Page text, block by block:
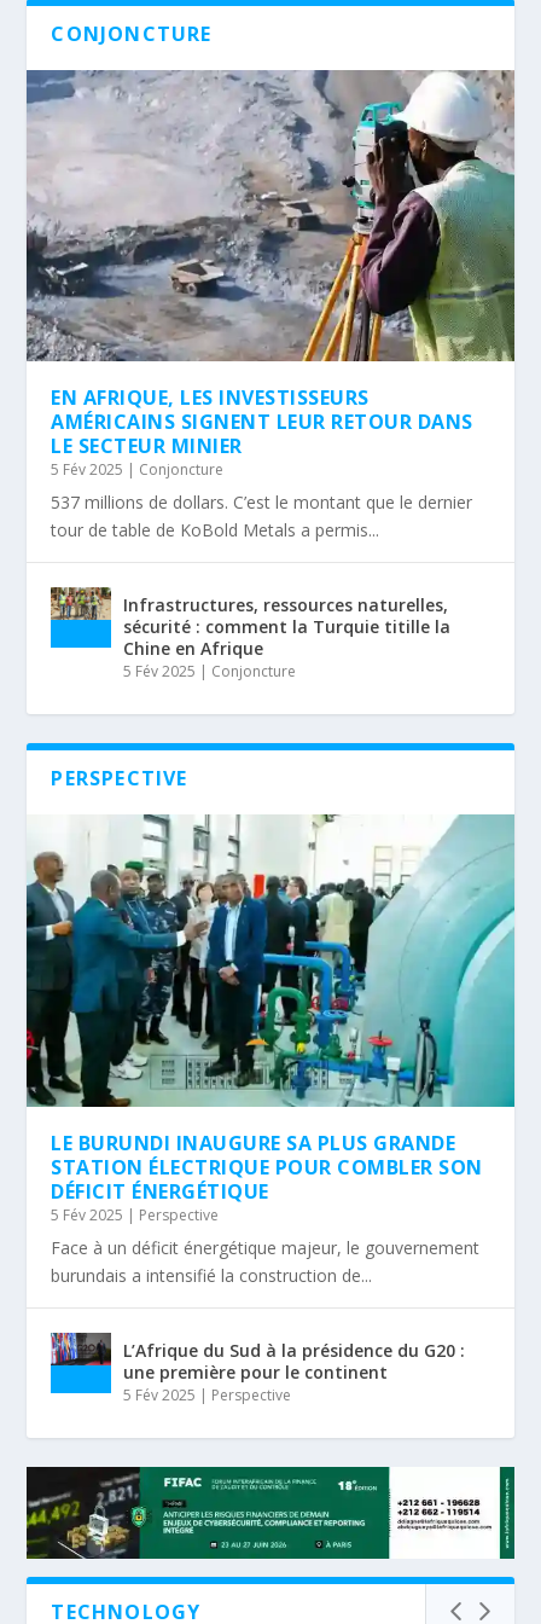
CONJONCTURE
EN AFRIQUE, LES INVESTISSEURS
AMÉRICAINS SIGNENT LEUR RETOUR DANS
LE SECTEUR MINIER
5 Fév 2025 Conjoncture
537 millions de dollars. C’est le montant que le dernier
tour de table de KoBold Metals a permis...
Infrastructures, ressources naturelles,
sécurité : comment la Turquie titille la
Chine en Afrique
5 Fév 2025 Conjoncture
PERSPECTIVE
LE BURUNDI INAUGURE SA PLUS GRANDE
STATION ÉLECTRIQUE POUR COMBLER SON
DÉFICIT ÉNERGÉTIQUE
5 Fév 2025 | Perspective
Face à un déficit énergétique majeur, le gouvernement
burundais a intensifié la construction de...
L’Afrique du Sud à la présidence du G20 :
une première pour le continent
5 Fév 2025 | Perspective
TECHNOLOGY